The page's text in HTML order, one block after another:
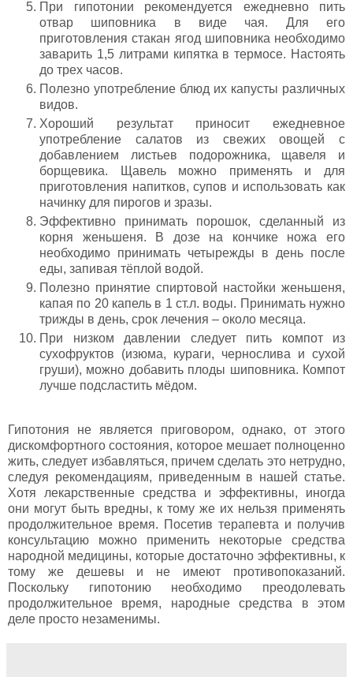
При гипотонии рекомендуется ежедневно пить
отвар шиповника в виде чая. Для его
приготовления стакан ягод шиповника необходимо
заварить 1,5 литрами кипятка в термосе. Настоять
до трех часов.
Полезно употребление блюд их капусты различных
видов.
Хороший результат приносит ежедневное
употребление салатов из свежих овощей с
добавлением листьев подорожника, щавеля и
борщевика. Щавель можно применять и для
приготовления напитков, супов и использовать как
начинку для пирогов и зразы.
Эффективно принимать порошок, сделанный из
корня женьшеня. В дозе на кончике ножа его
необходимо принимать четырежды в день после
еды, запивая тёплой водой.
Полезно принятие спиртовой настойки женьшеня,
капая по 20 капель в 1 ст.л. воды. Принимать нужно
трижды в день, срок лечения – около месяца.
При низком давлении следует пить компот из
сухофруктов (изюма, кураги, чернослива и сухой
груши), можно добавить плоды шиповника. Компот
лучше подсластить мёдом.
Гипотония не является приговором, однако, от этого
дискомфортного состояния, которое мешает полноценно
жить, следует избавляться, причем сделать это нетрудно,
следуя рекомендациям, приведенным в нашей статье.
Хотя лекарственные средства и эффективны, иногда
они могут быть вредны, к тому же их нельзя применять
продолжительное время. Посетив терапевта и получив
консультацию можно применить некоторые средства
народной медицины, которые достаточно эффективны, к
тому же дешевы и не имеют противопоказаний.
Поскольку гипотонию необходимо преодолевать
продолжительное время, народные средства в этом
деле просто незаменимы.